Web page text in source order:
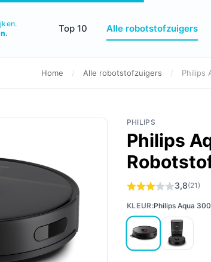
Top 10 Alle robotstofzuigers
Home / Alle robotstofzuigers / Philips
PHILIPS
Philips
3,8(21)
KLEUR:Philips Aqua